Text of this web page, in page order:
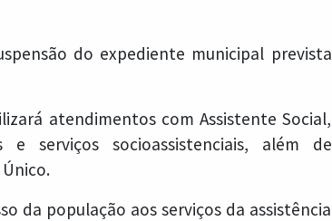
do expediente municipal prevista
atendimentos com Assistente Social,
e serviços socioassistenciais, além de
da população aos serviços da assistência